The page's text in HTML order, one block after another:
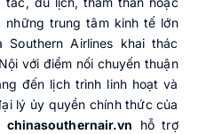
những trung tâm kinh tế lớn
Southern Airlines khai thác
với điểm nối chuyến thuận
đến lịch trình linh hoạt và
lý ủy quyền chính thức của
chinasouthernair.vn hỗ trợ